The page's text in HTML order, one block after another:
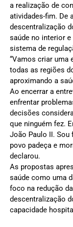
a realização de
atividades-fim. De
descentralização
saúde no interior
sistema de
“Vamos criar uma
todas as regiões
aproximando a
Ao encerrar a
enfrentar
decisões
que ninguém fez.
João Paulo II. Sou
povo padeça e
declarou.
As propostas
saúde como uma
foco na redução
descentralização
capacidade